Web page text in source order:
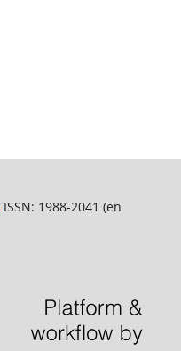
ISSN: 1988-2041 (en